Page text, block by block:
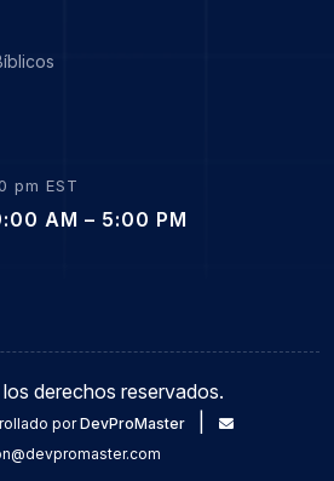
pm EST
AM – 5:00 PM
derechos reservados.
porDevProMaster